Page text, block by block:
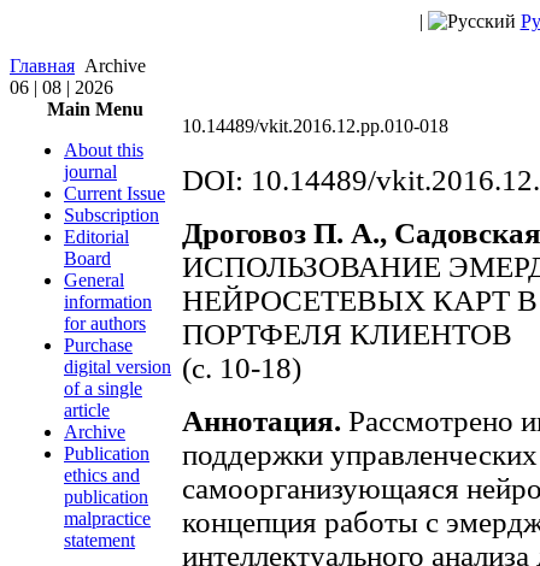
|
Главная Archive
06 | 08 | 2026
Main Menu
About this
journal
Current Issue
Subscription
Editorial
Board
General
information
for authors
Purchase
digital version
of a single
article
Archive
Publication
ethics and
publication
malpractice
statement
10.14489/vkit.2016.12.pp.010-018
DOI: 10.14489/
Дроговоз П. А.,
ИСПОЛЬЗОВАНИЕ
НЕЙРОСЕТЕВЫХ КАРТ
ПОРТФЕЛЯ КЛИЕНТОВ
(c. 10-18)
Аннотация. Рассмотрено
поддержки
самоорганизующаяся
концепция работы с
интеллектуального